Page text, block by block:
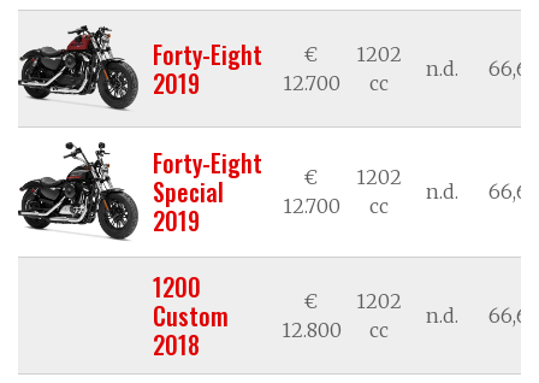
Forty-Eight
2019
€
12.700
1202
cc
n.d.
Forty-Eight
Special
2019
€
12.700
1202
cc
n.d.
1200
Custom
2018
€
12.800
1202
cc
n.d.